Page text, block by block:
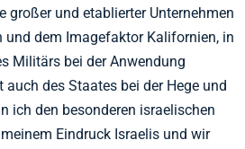
großer und etablierter Unternehmen
und dem Imagefaktor Kalifornien, in
Militärs bei der Anwendung
des Staates bei der Hege und
ich den besonderen israelischen
Eindruck Israelis und wir